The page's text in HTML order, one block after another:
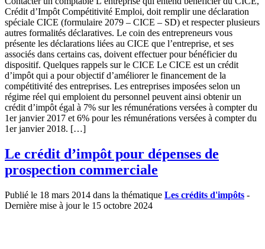
Crédit d’Impôt Compétitivité Emploi, doit remplir une déclaration
spéciale CICE (formulaire 2079 – CICE – SD) et respecter plusieurs
autres formalités déclaratives. Le coin des entrepreneurs vous
présente les déclarations liées au CICE que l’entreprise, et ses
associés dans certains cas, doivent effectuer pour bénéficier du
dispositif. Quelques rappels sur le CICE Le CICE est un crédit
d’impôt qui a pour objectif d’améliorer le financement de la
compétitivité des entreprises. Les entreprises imposées selon un
régime réel qui emploient du personnel peuvent ainsi obtenir un
crédit d’impôt égal à 7% sur les rémunérations versées à compter du
1er janvier 2017 et 6% pour les rémunérations versées à compter du
1er janvier 2018. […]
Le crédit d’impôt pour dépenses de
prospection commerciale
Publié le 18 mars 2014 dans la thématique Les crédits d'impôts -
Dernière mise à jour le 15 octobre 2024